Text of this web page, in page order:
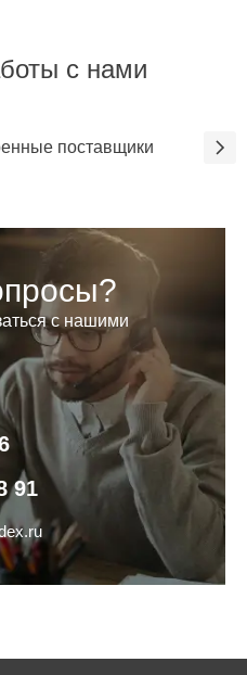
с нами
поставщики
с нашими
8 800 200 75 96
91